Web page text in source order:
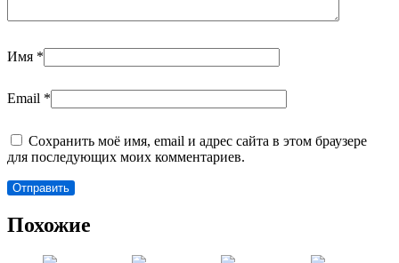
Имя *
Email *
Сохранить моё имя, email и адрес сайта в этом браузере
для последующих моих комментариев.
Похожие